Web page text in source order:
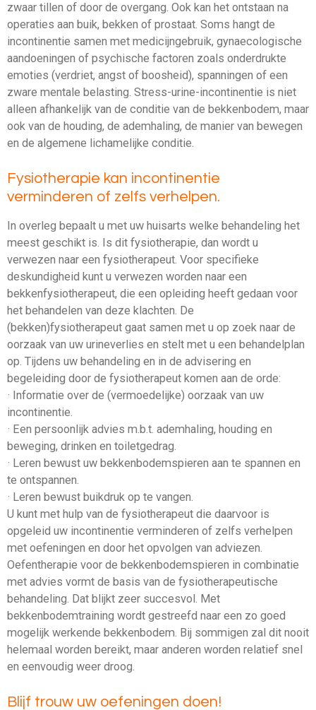
zwaar tillen of door de overgang. Ook kan het ontstaan na
operaties aan buik, bekken of prostaat. Soms hangt de
incontinentie samen met medicijngebruik, gynaecologische
aandoeningen of psychische factoren zoals onderdrukte
emoties (verdriet, angst of boosheid), spanningen of een
zware mentale belasting. Stress-urine-incontinentie is niet
alleen afhankelijk van de conditie van de bekkenbodem, maar
ook van de houding, de ademhaling, de manier van bewegen
en de algemene lichamelijke conditie.
Fysiotherapie kan incontinentie
verminderen of zelfs verhelpen.
In overleg bepaalt u met uw huisarts welke behandeling het
meest geschikt is. Is dit fysiotherapie, dan wordt u
verwezen naar een fysiotherapeut. Voor specifieke
deskundigheid kunt u verwezen worden naar een
bekkenfysiotherapeut, die een opleiding heeft gedaan voor
het behandelen van deze klachten. De
(bekken)fysiotherapeut gaat samen met u op zoek naar de
oorzaak van uw urineverlies en stelt met u een behandelplan
op. Tijdens uw behandeling en in de advisering en
begeleiding door de fysiotherapeut komen aan de orde:
· Informatie over de (vermoedelijke) oorzaak van uw
incontinentie.
· Een persoonlijk advies m.b.t. ademhaling, houding en
beweging, drinken en toiletgedrag.
· Leren bewust uw bekkenbodemspieren aan te spannen en
te ontspannen.
· Leren bewust buikdruk op te vangen.
U kunt met hulp van de fysiotherapeut die daarvoor is
opgeleid uw incontinentie verminderen of zelfs verhelpen
met oefeningen en door het opvolgen van adviezen.
Oefentherapie voor de bekkenbodemspieren in combinatie
met advies vormt de basis van de fysiotherapeutische
behandeling. Dat blijkt zeer succesvol. Met
bekkenbodemtraining wordt gestreefd naar een zo goed
mogelijk werkende bekkenbodem. Bij sommigen zal dit nooit
helemaal worden bereikt, maar anderen worden relatief snel
en eenvoudig weer droog.
Blijf trouw uw oefeningen doen!